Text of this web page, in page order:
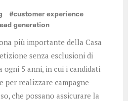
#customer experience
generation
più importante della Casa
senza esclusioni di
ogni 5 anni, in cui i candidati
per realizzare campagne
che possano assicurare la